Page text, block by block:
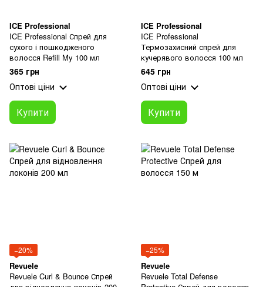
ICE Professional
ICE Professional Спрей для
сухого і пошкодженого
волосся Refill My 100 мл
365 грн
Оптові ціни
Купити
ICE Professional
ICE Professional
Термозахисний спрей для
кучерявого волосся 100 мл
645 грн
Оптові ціни
Купити
−20%
Revuele
Revuele Curl & Bounce Спрей
−25%
Revuele
Revuele Total Defense